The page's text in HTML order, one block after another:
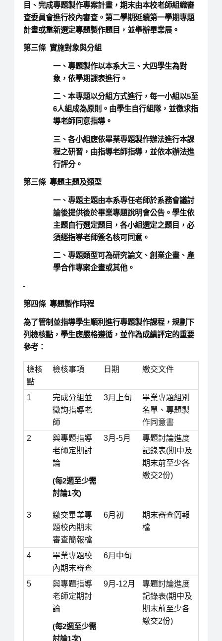
目、完成專題製作專案計畫，期末由本校老師組織審
查委員會進行校內審查。第二學期延續第一學期專題
計畫或重新選定專題製作題目，並舉辦畢業展。
第三條 實施對象與分組
一、專題製作以本系大三、大四學生為對
象，依學期課表進行。
二、本專題以分組方式進行，每一小組以5至
6人組成為原則。由學生自行組隊，並徵求指
導老師同意指導。
三、各小組應依畢業專題製作辦法進行本課
程之研習，由指導老師指導，並依本辦法進
行評分。
第三條 專題主題及類型
一、專題主題由本系專任老師於系務會議討
論後提供後於畢業專題說明會公告。學生依
主題自行選定題目，各小組選定之題目，必
須經指導老師簽名核可同意。
二、專題類型可為研究論文、創業企畫、產
學合作專案企畫或其他。
第四條 專題製作時程
為了管制並指導學生順利進行專題製作課程，規劃下
列檢核點，學生應嚴格遵循，並作為成績評定的重要
參考：
檢核
點
檢核事項 日期 繳交文件
1
完成分組並
徵詢指導老
師
3月上旬
畢業專題組別
名單、專題製
作同意書
2
與專題指導
老師定期討
論
(每2週至少需
討論1次)
3月-5月
專題討論進度
記錄表(期中及
期末前至少各
繳交2份)
3
繳交畢業專
題校內期末
審查簡報檔
6月初
期末審查簡報
檔
4
畢業專題校
內期末審查
6月中旬
5
與專題指導
老師定期討
論
(每2週至少需
討論1次)
9月-12月
專題討論進度
記錄表(期中及
期末前至少各
繳交2份)